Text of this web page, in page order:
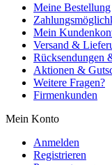
Meine Bestellung
Mein
Versand &
Rücksendungen
Aktionen &
Weitere Fragen?
Firmenkunden
Mein Konto
Anmelden
Registrieren